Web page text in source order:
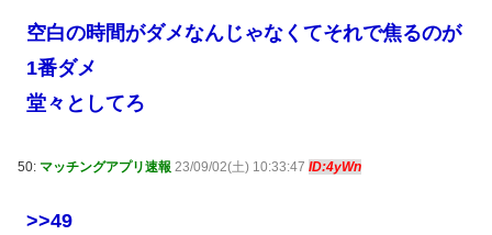
空白の時間がダメなんじゃなくてそれで焦るのが
1番ダメ
堂々としてろ
50: マッチングアプリ速報 23/09/02(土) 10:33:47 ID:4yWn
>>49